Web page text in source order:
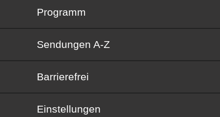
Programm
Sendungen von A bis Z
Sendungen A-Z
Barrierefrei
Barrierefrei
Einstellungen